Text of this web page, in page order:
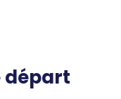
départ